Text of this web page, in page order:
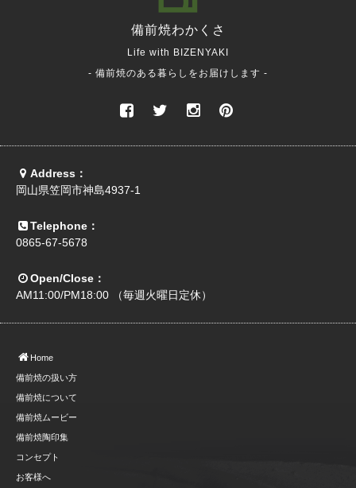
備前焼わかくさ
Life with BIZENYAKI
- 備前焼のある暮らしをお届けします -
Address：
岡山県笠岡市神島4937-1
Telephone：
0865-67-5678
Open/Close：
AM11:00/PM18:00 （毎週火曜日定休）
Home
備前焼の扱い方
備前焼について
備前焼ムービー
備前焼陶印集
コンセプト
お客様へ